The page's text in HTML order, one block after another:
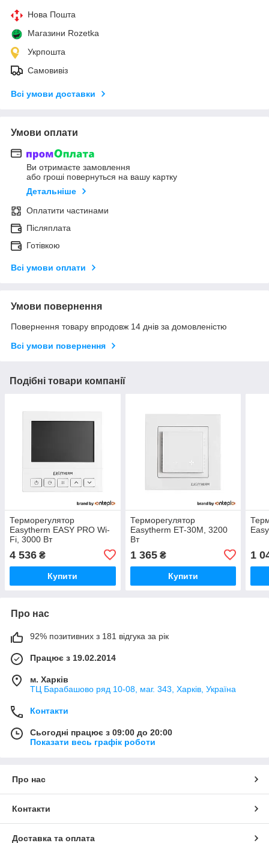
Нова Пошта
Магазини Rozetka
Укрпошта
Самовивіз
Всі умови доставки
Умови оплати
Ви отримаєте замовлення
або гроші повернуться на вашу картку
Детальніше
Оплатити частинами
Післяплата
Готівкою
Всі умови оплати
Умови повернення
Повернення товару впродовж 14 днів за домовленістю
Всі умови повернення
Подібні товари компанії
Терморегулятор
Easytherm EASY PRO Wi-
Fi, 3000 Вт
4 536 ₴
Купити
Терморегулятор
Easytherm ET-30M, 3200
Вт
1 365₴
Купити
1
Про нас
92% позитивних з 181 відгука за рік
Працює з 19.02.2014
м. Харків
ТЦ Барабашово ряд 10-08, маг. 343, Харків, Україна
Контакти
Сьогодні працює з 09:00 до 20:00
Показати весь графік роботи
Про нас
Контакти
Доставка та оплата